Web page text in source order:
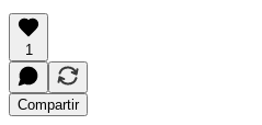
1
Compartir